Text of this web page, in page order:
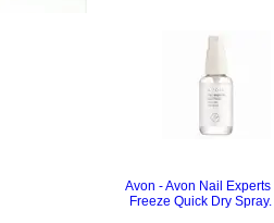
Avon - Avon Nail
Freeze Quick Dry